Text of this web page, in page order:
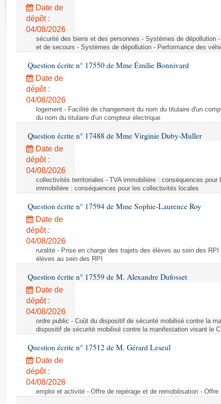
Rapports législatifs
Rapports sur l'application des lois
Baromètre de l’application des lois
Dossiers législatifs
Budget et sécurité sociale
Questions écrites et orales
Comptes rendus des débats
Date de
dépôt :
04/08/2026
sécurité des biens et des personnes - Systèmes de dépollution
et de secours - Systèmes de dépollution - Performance des
Question écrite n° 17550 de Mme Émilie Bonnivard
Date de
dépôt :
04/08/2026
logement - Facilité de changement du nom du titulaire d'un
du nom du titulaire d'un compteur électrique
Question écrite n° 17488 de Mme Virginie Duby-Muller
Date de
dépôt :
04/08/2026
collectivités territoriales - TVA immobilière : conséquences
immobilière : conséquences pour les collectivités locales
Question écrite n° 17594 de Mme Sophie-Laurence Roy
Date de
dépôt :
04/08/2026
ruralité - Prise en charge des trajets des élèves au sein des
élèves au sein des RPI
Question écrite n° 17559 de M. Alexandre Dufosset
Date de
dépôt :
04/08/2026
ordre public - Coût du dispositif de sécurité mobilisé contre la
dispositif de sécurité mobilisé contre la manifestation visant le
Question écrite n° 17512 de M. Gérard Leseul
Date de
dépôt :
04/08/2026
emploi et activité - Offre de repérage et de remobilisation -